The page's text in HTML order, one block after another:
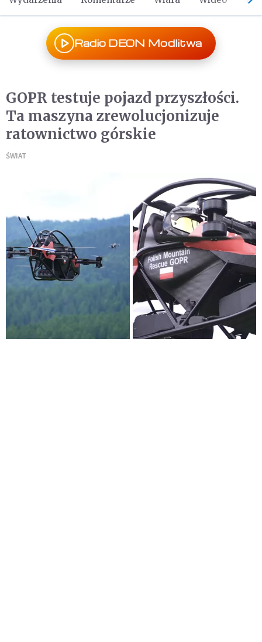
Radio DEON Modlitwa
GOPR testuje pojazd przyszłości.
Ta maszyna zrewolucjonizuje
ratownictwo górskie
ŚWIAT